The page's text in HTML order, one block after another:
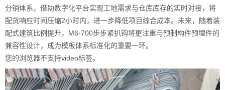
分销体系，借助数字化平台实现工地需求与仓库库存的实时对接，将
配货响应时间压缩2小时内，进一步降低项目综合成本。未来，随着装
配式建筑比例提升，M6-700步步紧扒钩将更注重与预制构件预埋件的
兼容性设计，成为模板体系标准化的重要一环。
您的浏览器不支持video标签。